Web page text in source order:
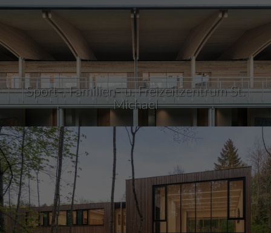
Sport-, Familien- u. Freizeitzentrum St.
Michael